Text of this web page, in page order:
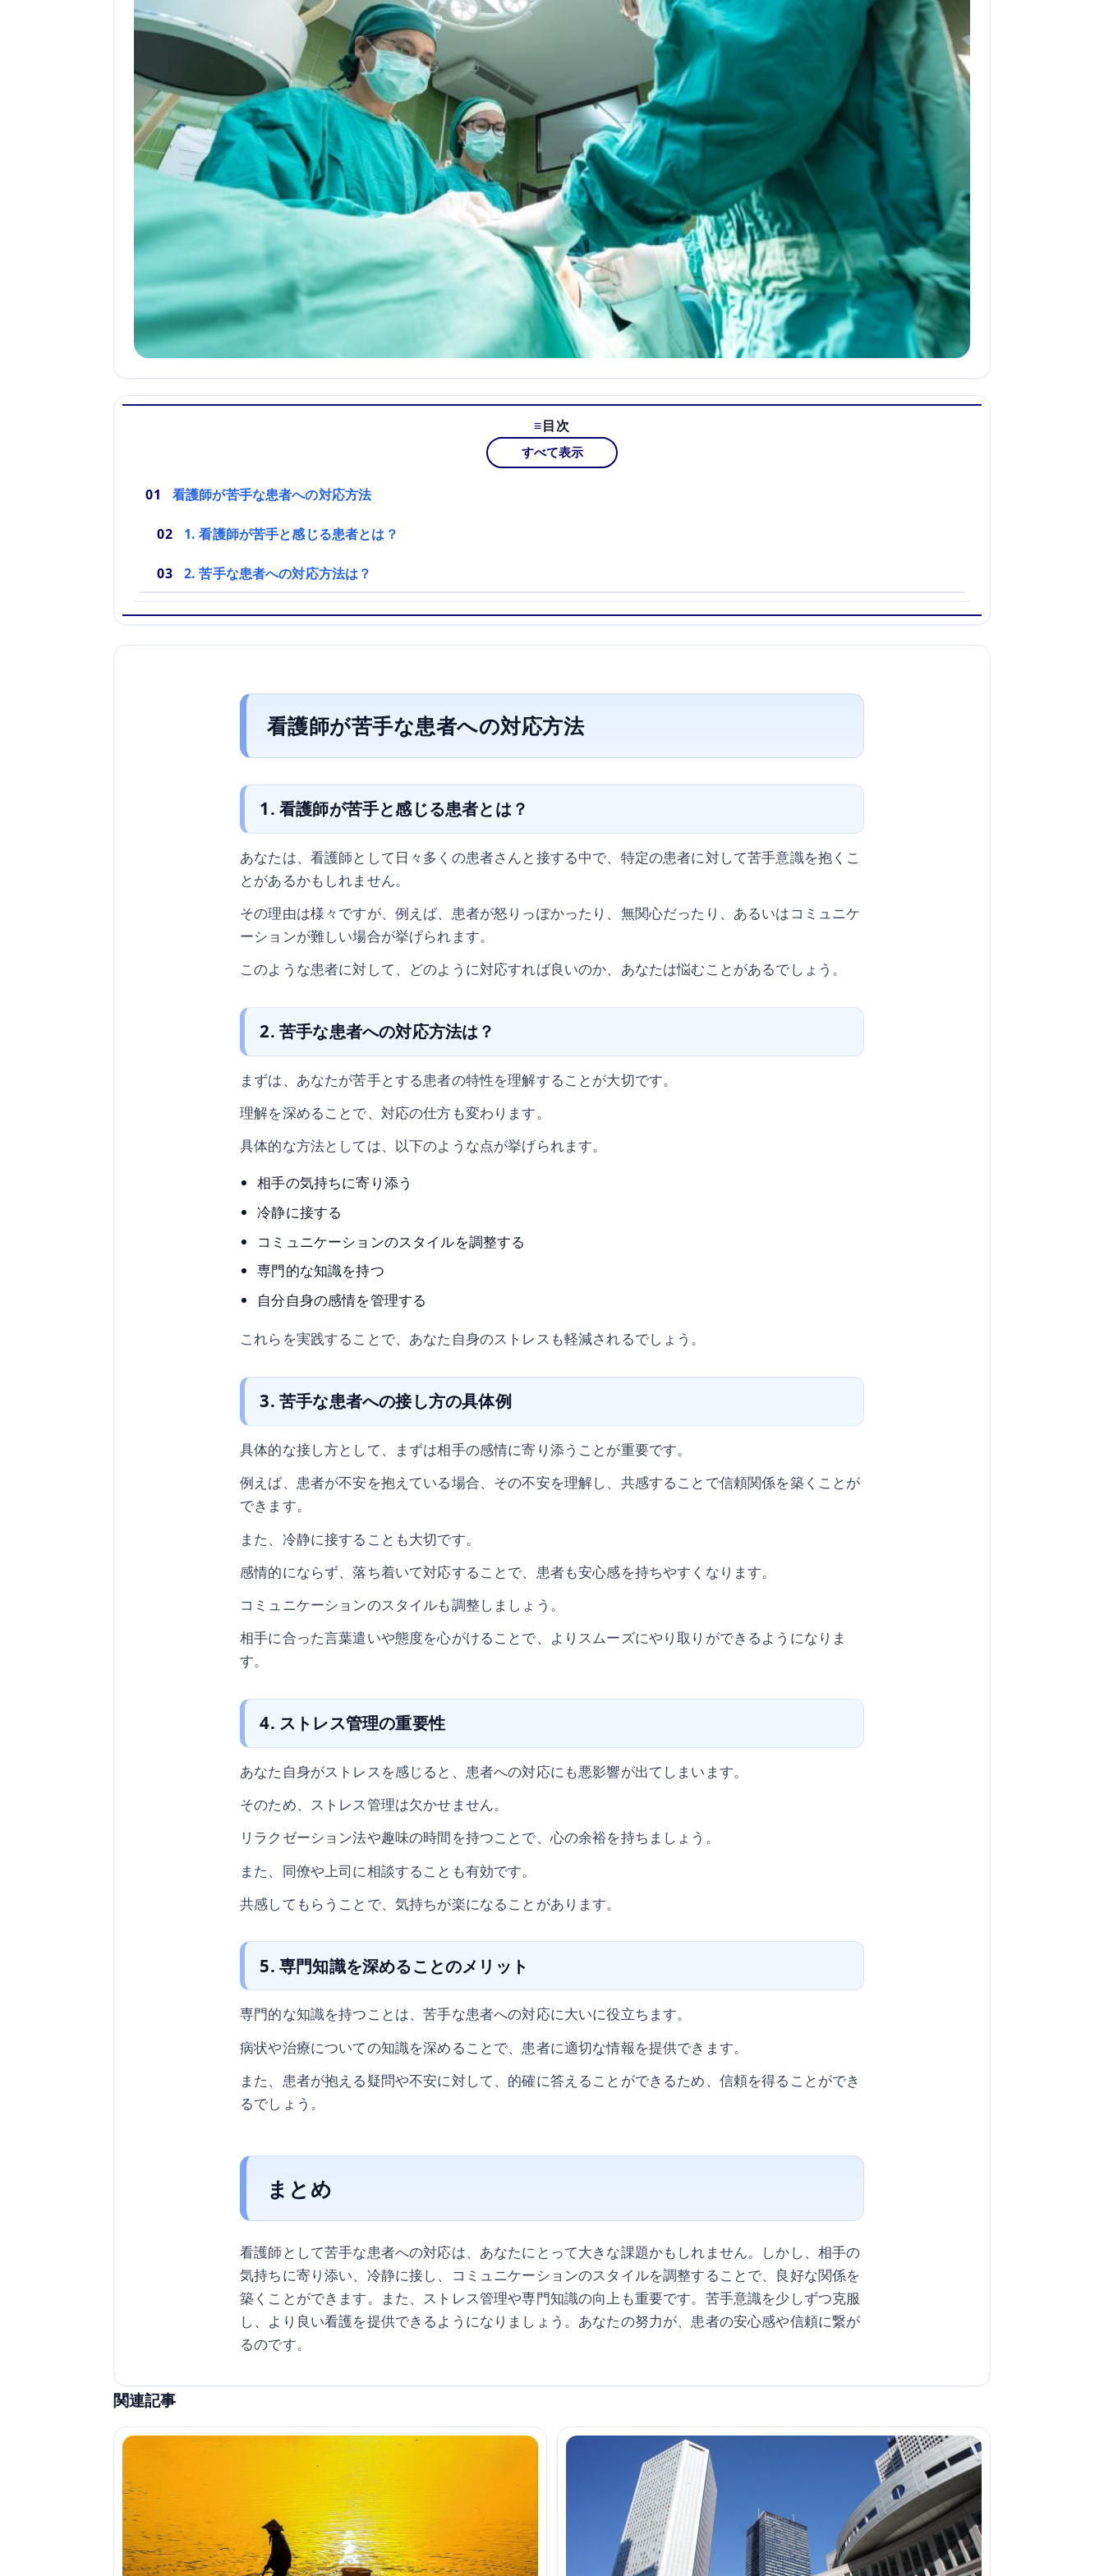
目次
すべて表示
看護師が苦手な患者への対応方法
1. 看護師が苦手と感じる患者とは？
2. 苦手な患者への対応方法は？
看護師が苦手な患者への対応方法
1. 看護師が苦手と感じる患者とは？
あなたは、看護師として日々多くの患者さんと接する中で、特定の患者に対して苦手意識を抱くこ
とがあるかもしれません。
その理由は様々ですが、例えば、患者が怒りっぽかったり、無関心だったり、あるいはコミュニケ
ーションが難しい場合が挙げられます。
このような患者に対して、どのように対応すれば良いのか、あなたは悩むことがあるでしょう。
2. 苦手な患者への対応方法は？
まずは、あなたが苦手とする患者の特性を理解することが大切です。
理解を深めることで、対応の仕方も変わります。
具体的な方法としては、以下のような点が挙げられます。
相手の気持ちに寄り添う
冷静に接する
コミュニケーションのスタイルを調整する
専門的な知識を持つ
自分自身の感情を管理する
これらを実践することで、あなた自身のストレスも軽減されるでしょう。
3. 苦手な患者への接し方の具体例
具体的な接し方として、まずは相手の感情に寄り添うことが重要です。
例えば、患者が不安を抱えている場合、その不安を理解し、共感することで信頼関係を築くことが
できます。
また、冷静に接することも大切です。
感情的にならず、落ち着いて対応することで、患者も安心感を持ちやすくなります。
コミュニケーションのスタイルも調整しましょう。
相手に合った言葉遣いや態度を心がけることで、よりスムーズにやり取りができるようになりま
す。
4. ストレス管理の重要性
あなた自身がストレスを感じると、患者への対応にも悪影響が出てしまいます。
そのため、ストレス管理は欠かせません。
リラクゼーション法や趣味の時間を持つことで、心の余裕を持ちましょう。
また、同僚や上司に相談することも有効です。
共感してもらうことで、気持ちが楽になることがあります。
5. 専門知識を深めることのメリット
専門的な知識を持つことは、苦手な患者への対応に大いに役立ちます。
病状や治療についての知識を深めることで、患者に適切な情報を提供できます。
また、患者が抱える疑問や不安に対して、的確に答えることができるため、信頼を得ることができ
るでしょう。
まとめ
看護師として苦手な患者への対応は、あなたにとって大きな課題かもしれません。しかし、相手の
気持ちに寄り添い、冷静に接し、コミュニケーションのスタイルを調整することで、良好な関係を
築くことができます。また、ストレス管理や専門知識の向上も重要です。苦手意識を少しずつ克服
し、より良い看護を提供できるようになりましょう。あなたの努力が、患者の安心感や信頼に繋が
るのです。
関連記事